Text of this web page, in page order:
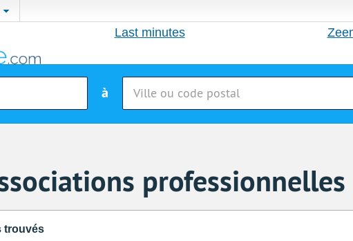
Last minutes
à
professionnelles
trouvés